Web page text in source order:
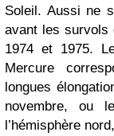
Soleil. Aussi ne
avant les survols
1974 et 1975.
Mercure
longues
novembre, ou
l’hémisphère